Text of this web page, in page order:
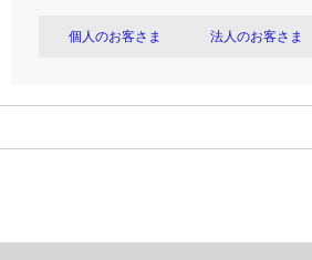
個人のお客さま 法人のお客さま